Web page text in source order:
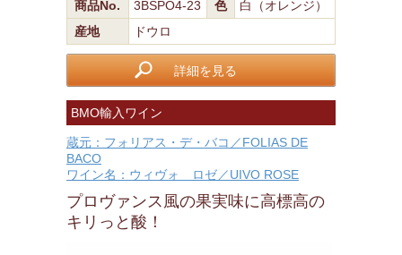
商品No. 3BSPO4-23 色
白（オレンジ）
産地
ドウロ
詳細を見る
BMO輸入ワイン
蔵元：フォリアス・デ・バコ／FOLIAS DE
BACO
ワイン名：ウィヴォ ロゼ／UIVO ROSE
プロヴァンス風の果実味に高標高の
キリっと酸！